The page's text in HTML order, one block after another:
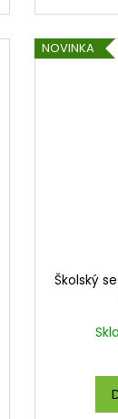
NOVINKA
Školský